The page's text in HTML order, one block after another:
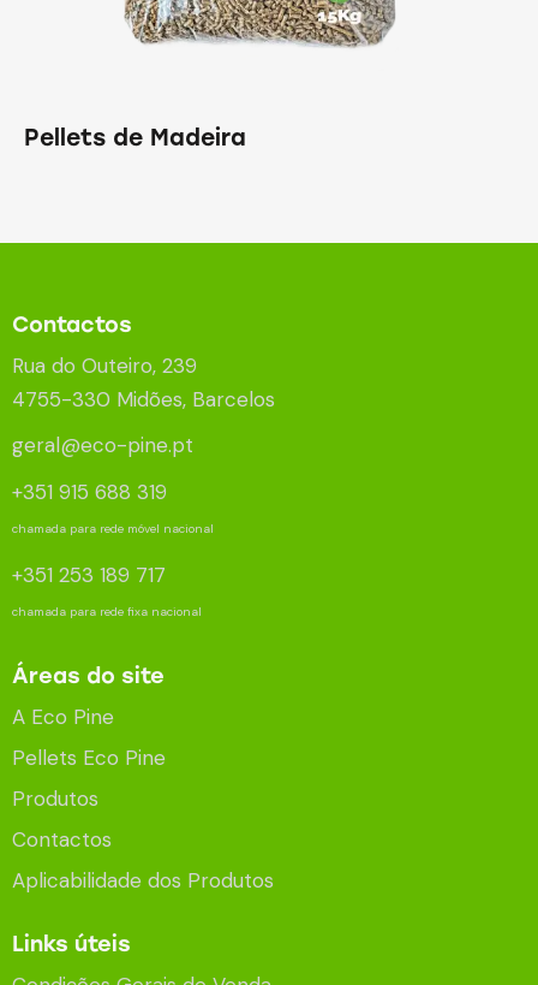
Pellets de Madeira
Contactos
Rua do Outeiro, 239
4755-330 Midões, Barcelos
geral@eco-pine.pt
+351 915 688 319
chamada para rede móvel nacional
+351 253 189 717
chamada para rede fixa nacional
Áreas do site
A Eco Pine
Pellets Eco Pine
Produtos
Contactos
Aplicabilidade dos Produtos
Links úteis